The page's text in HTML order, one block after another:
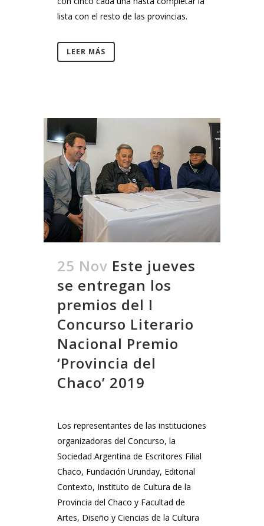
lista con el resto de las provincias.
LEER MÁS
25 Nov Este jueves
se entregan los
premios del I
Concurso Literario
Nacional Premio
‘Provincia del
Chaco’ 2019
Los representantes de las instituciones
organizadoras del Concurso, la
Sociedad Argentina de Escritores Filial
Chaco, Fundación Urunday, Editorial
Contexto, Instituto de Cultura de la
Provincia del Chaco y Facultad de
Artes, Diseño y Ciencias de la Cultura